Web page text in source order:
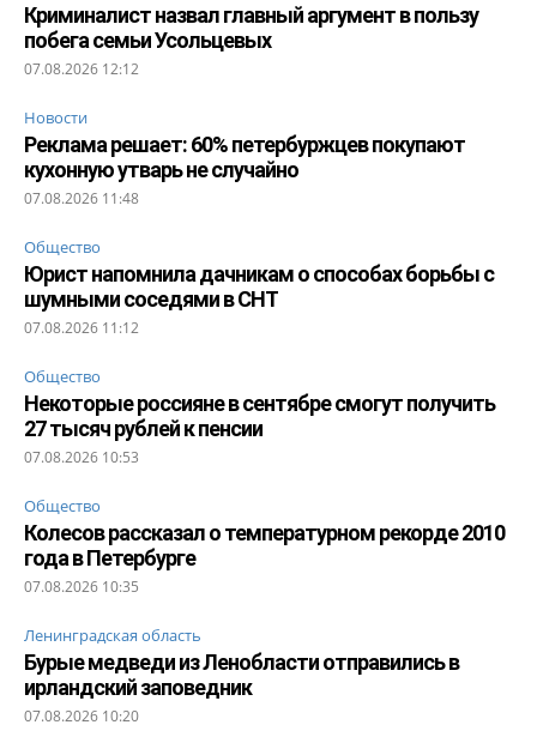
Криминалист назвал главный аргумент в пользу
побега семьи Усольцевых
07.08.2026 12:12
Новости
Реклама решает: 60% петербуржцев покупают
кухонную утварь не случайно
07.08.2026 11:48
Общество
Юрист напомнила дачникам о способах борьбы с
шумными соседями в СНТ
07.08.2026 11:12
Общество
Некоторые россияне в сентябре смогут получить
27 тысяч рублей к пенсии
07.08.2026 10:53
Общество
Колесов рассказал о температурном рекорде 2010
года в Петербурге
07.08.2026 10:35
Ленинградская область
Бурые медведи из Ленобласти отправились в
ирландский заповедник
07.08.2026 10:20